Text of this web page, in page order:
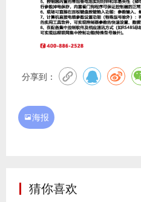
分享到：
海报
猜你喜欢